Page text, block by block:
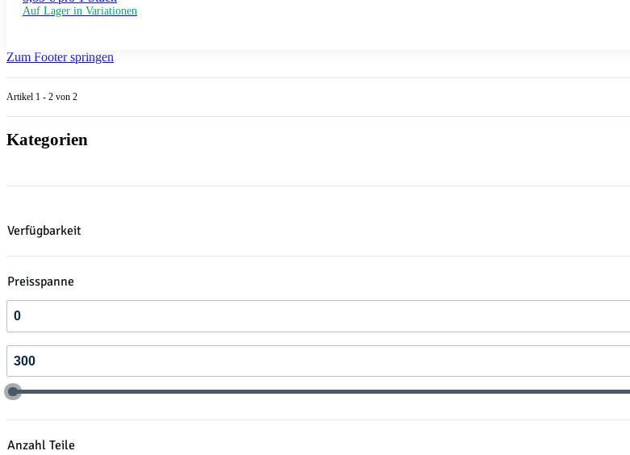
Auf Lager in Variationen
Zum Footer springen
Artikel 1 - 2 von 2
Kategorien
Verfügbarkeit
Preisspanne
Anzahl Teile